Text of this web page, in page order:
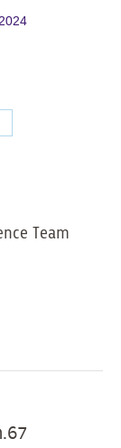
Team